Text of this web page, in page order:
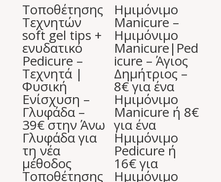
Τοποθέτησης
Τεχνητών
soft gel tips +
ενυδατικό
Pedicure –
Τεχνητά |
Φυσική
Ενίσχυση –
Γλυφάδα –
39€ στην Άνω
Γλυφάδα για
τη νέα
μέθοδος
Τοποθέτησης
Ημιμόνιμο
Manicure –
Ημιμόνιμο
Manicure|Ped
icure – Άγιος
Δημήτριος –
8€ για ένα
Ημιμόνιμο
Manicure ή 8€
για ένα
Ημιμόνιμο
Pedicure ή
16€ για
Ημιμόνιμο